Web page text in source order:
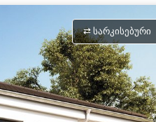
⇄ ᲡᲐᲠᲙᲘᲡᲔᲑᲣᲠᲘ